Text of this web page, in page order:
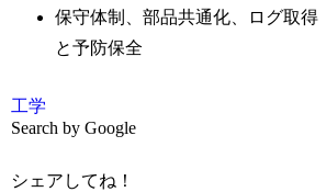
保守体制、部品共通化、ログ取得
と予防保全
工学
Search by Google
シェアしてね！